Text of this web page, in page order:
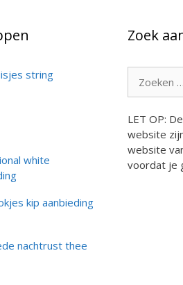
string
white
kip aanbieding
nachtrust thee
Zoek
naar:
LET OP:
website
website
voordat je